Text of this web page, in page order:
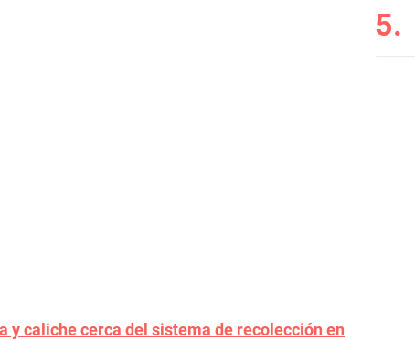
y caliche cerca del sistema de recolección en